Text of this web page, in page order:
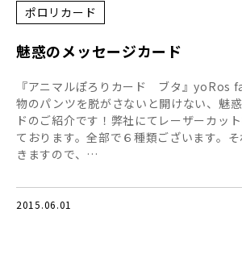
ポロリカード
魅惑のメッセージカード
『アニマルぽろりカード ブタ』yoRos
物のパンツを脱がさないと開けない、魅
ドのご紹介です！弊社にてレーザーカッ
ております。全部で６種類ございます。
きますので、…
2015.06.01